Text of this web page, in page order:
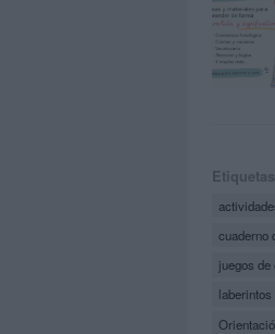
cuaderno
juegos
laberintos